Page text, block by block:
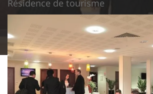
Résidence de tourisme